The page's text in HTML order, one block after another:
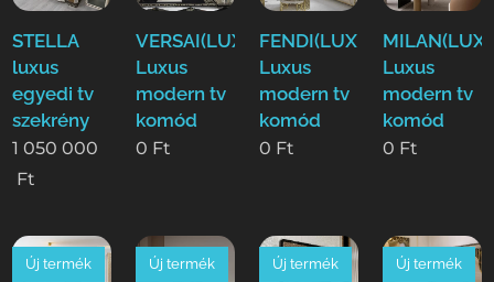
STELLA
luxus
egyedi tv
szekrény
1 050 000
Ft
VERSAI(LUXE)
Luxus
modern tv
komód
0 Ft
FENDI(LUXE)
Luxus
modern tv
komód
0 Ft
Luxus
modern tv
komód
0 Ft
Új termék Új termék Új termék Új termék